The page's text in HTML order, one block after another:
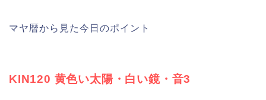
マヤ暦から見た今日のポイント
KIN120 黄色い太陽・白い鏡・音3